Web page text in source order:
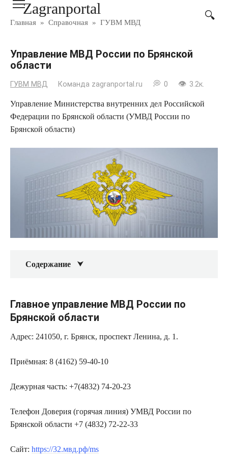
ПерейтиZagranportal
Главная » Справочная » ГУВМ МВД
Управление МВД России по Брянской
области
ГУВМ МВД Команда zagranportal.ru 0 3.2к.
Управление Министерства внутренних дел Российской
Федерации по Брянской области (УМВД России по
Брянской области)
Содержание
Главное управление МВД России по
Брянской области
Адрес: 241050, г. Брянск, проспект Ленина, д. 1.
Приёмная: 8 (4162) 59-40-10
Дежурная часть: +7(4832) 74-20-23
Телефон Доверия (горячая линия) УМВД России по
Брянской области +7 (4832) 72-22-33
Сайт: https://32.мвд.рф/ms